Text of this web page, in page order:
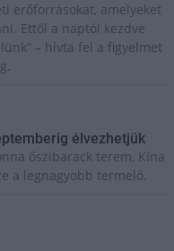
erőforrásokat, amelyeket
Ettől a naptól kezdve
– hívta fel a figyelmet
élvezhetjük
őszibarack terem, Kína
a legnagyobb termelő.